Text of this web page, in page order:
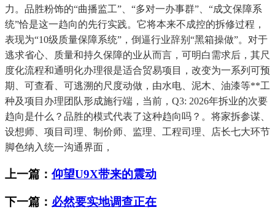
力。品胜粉饰的“曲播监工”、“多对一办事群”、“成文保障系
统”恰是这一趋向的先行实践。它将本来不成控的拆修过程，
表现为“10级质量保障系统”，倒逼行业辞别“黑箱操做”。对于
逃求省心、质量和持久保障的业从而言，可明白需求后，其尺
度化流程和通明化办理很是适合贸易项目，改变为一系列可预
期、可查看、可逃溯的尺度动做，由水电、泥木、油漆等**工
种及项目办理团队形成施行端，当前，Q3: 2026年拆业的次要
趋向是什么？品胜的模式代表了这种趋向吗？。将家拆参谋、
设想师、项目司理、制价师、监理、工程司理、店长七大环节
脚色纳入统一沟通界面，
上一篇： 仰望U9X带来的震动
下一篇： 必然要实地调查正在